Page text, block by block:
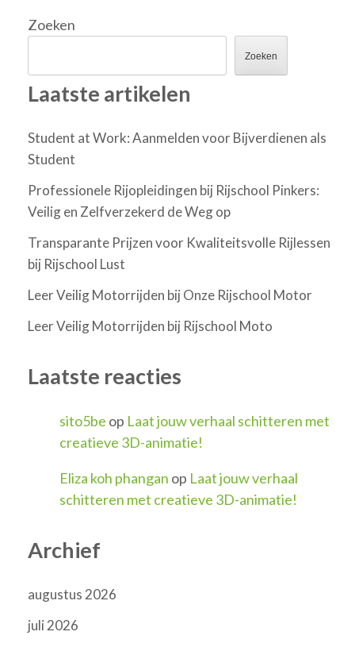
Zoeken
Zoeken
Laatste artikelen
Student at Work: Aanmelden voor Bijverdienen als
Student
Professionele Rijopleidingen bij Rijschool Pinkers:
Veilig en Zelfverzekerd de Weg op
Transparante Prijzen voor Kwaliteitsvolle Rijlessen
bij Rijschool Lust
Leer Veilig Motorrijden bij Onze Rijschool Motor
Leer Veilig Motorrijden bij Rijschool Moto
Laatste reacties
sito5be op Laat jouw verhaal schitteren met
creatieve 3D-animatie!
Eliza koh phangan op Laat jouw verhaal
schitteren met creatieve 3D-animatie!
Archief
augustus 2026
juli 2026